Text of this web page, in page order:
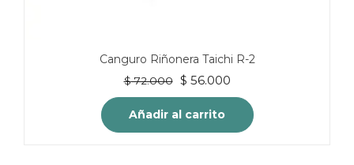
Canguro Riñonera Taichi R-2
$72.000 El
precio
original
era:
$ 56.000El
precio
actual
es:
Añadir al carrito